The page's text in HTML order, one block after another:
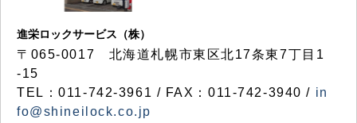
進栄ロックサービス（株）
〒065-0017 北海道札幌市東区北17条東7丁目1
-15
TEL：011-742-3961 / FAX：011-742-3940 / in
fo@shineilock.co.jp